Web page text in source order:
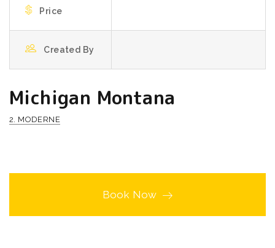
Price
Created By
Michigan Montana
2. MODERNE
Book Now